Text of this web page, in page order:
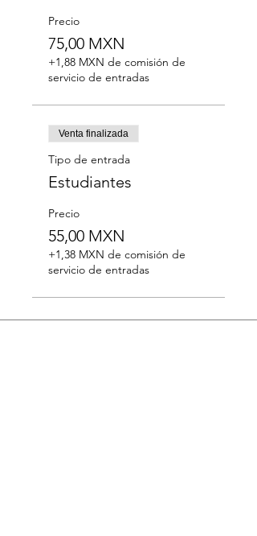
Precio
75,00 MXN
+1,88 MXN de comisión de
servicio de entradas
Venta finalizada
Tipo de entrada
Estudiantes
Precio
55,00 MXN
+1,38 MXN de comisión de
servicio de entradas